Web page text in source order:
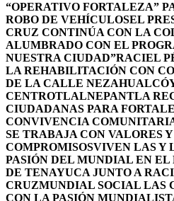
“OPERATIVO FORTALEZA”
ROBO DE VEHÍCULOSEL
CRUZ CONTINÚA CON LA
ALUMBRADO CON EL
NUESTRA CIUDAD”RACIEL
LA REHABILITACIÓN CON
DE LA CALLE
CENTROTLALNEPANTLA
CIUDADANAS PARA
CONVIVENCIA
SE TRABAJA CON VALORES
COMPROMISOSVIVEN LAS Y
PASIÓN DEL MUNDIAL EN EL
DE TENAYUCA JUNTO A
CRUZMUNDIAL SOCIAL LAS
CON LA PASIÓN